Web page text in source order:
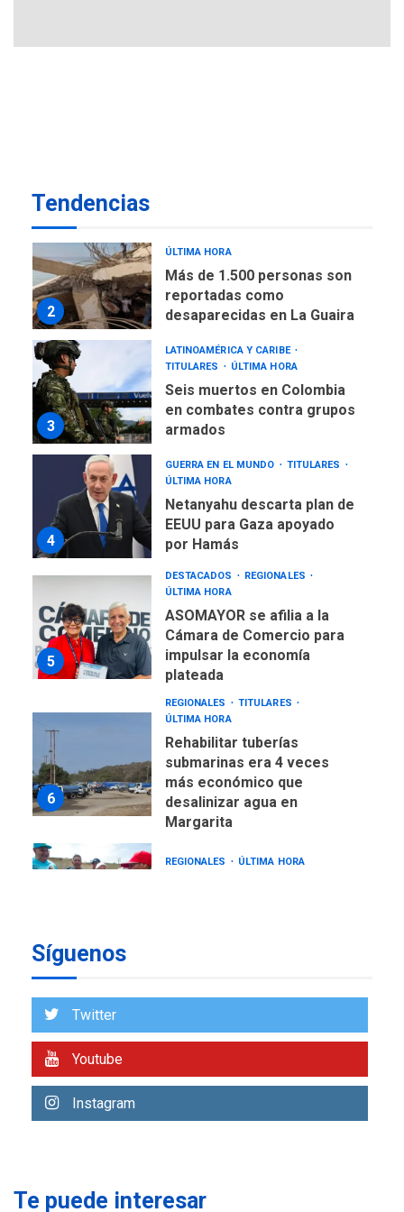
Tendencias
de almacenamiento de agua
2
ÚLTIMA HORA
Más de 1.500 personas son
reportadas como
desaparecidas en La Guaira
3
LATINOAMÉRICA Y CARIBE
TITULARES
ÚLTIMA HORA
Seis muertos en Colombia
en combates contra grupos
armados
4
GUERRA EN EL MUNDO
TITULARES
ÚLTIMA HORA
Netanyahu descarta plan de
EEUU para Gaza apoyado
por Hamás
5
DESTACADOS
REGIONALES
ÚLTIMA HORA
ASOMAYOR se afilia a la
Cámara de Comercio para
impulsar la economía
plateada
6
REGIONALES
TITULARES
ÚLTIMA HORA
Rehabilitar tuberías
submarinas era 4 veces
más económico que
desalinizar agua en
Margarita
REGIONALES ÚLTIMA HORA
1
estados afectados por los
LATINOAMÉRICA Y CARIBE
Síguenos
Twitter
Youtube
Instagram
Te puede interesar